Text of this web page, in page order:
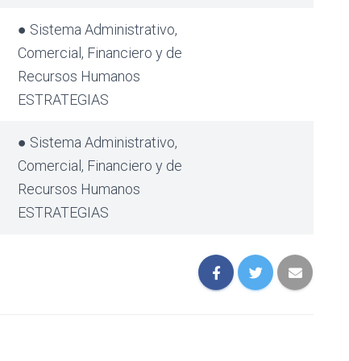
● Sistema Administrativo,
Comercial, Financiero y de
Recursos Humanos
ESTRATEGIAS
● Sistema Administrativo,
Comercial, Financiero y de
Recursos Humanos
ESTRATEGIAS